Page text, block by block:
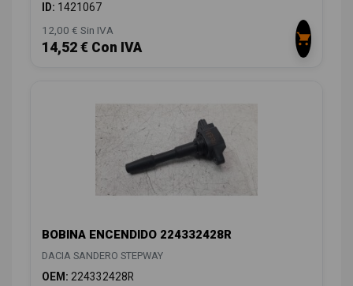
ID: 1421067
12,00 € Sin IVA
14,52 € Con IVA
BOBINA ENCENDIDO 224332428R
DACIA SANDERO STEPWAY
OEM: 224332428R